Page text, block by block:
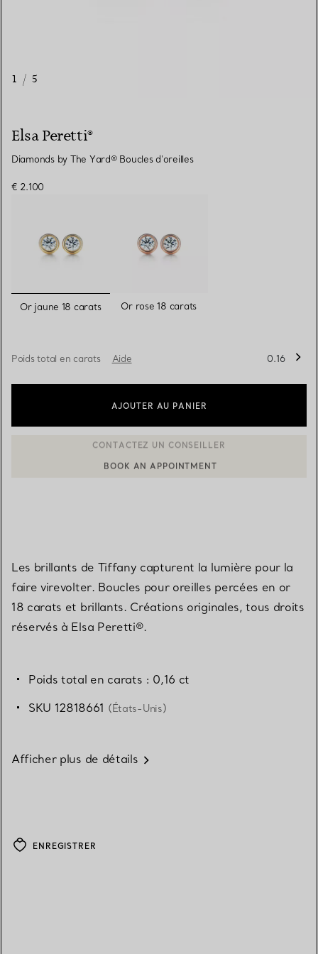
1 / 5
Elsa Peretti®
Diamonds by The Yard® Boucles d'oreilles
€ 2.100
sélectionnés
Or jaune 18 carats Or rose 18 carats
Poids total en carats Aide 0.16
AJOUTER AU PANIER
CONTACTER UN CONSEILLER CLIENT OU PRENDRE RENDEZ-
Les brillants de Tiffany capturent la lumière pour la
faire virevolter. Boucles pour oreilles percées en or
18 carats et brillants. Créations originales, tous droits
réservés à Elsa Peretti®.
Poids total en carats : 0,16 ct
SKU 12818661 (États-Unis)
Afficher plus de détails
ENREGISTRER